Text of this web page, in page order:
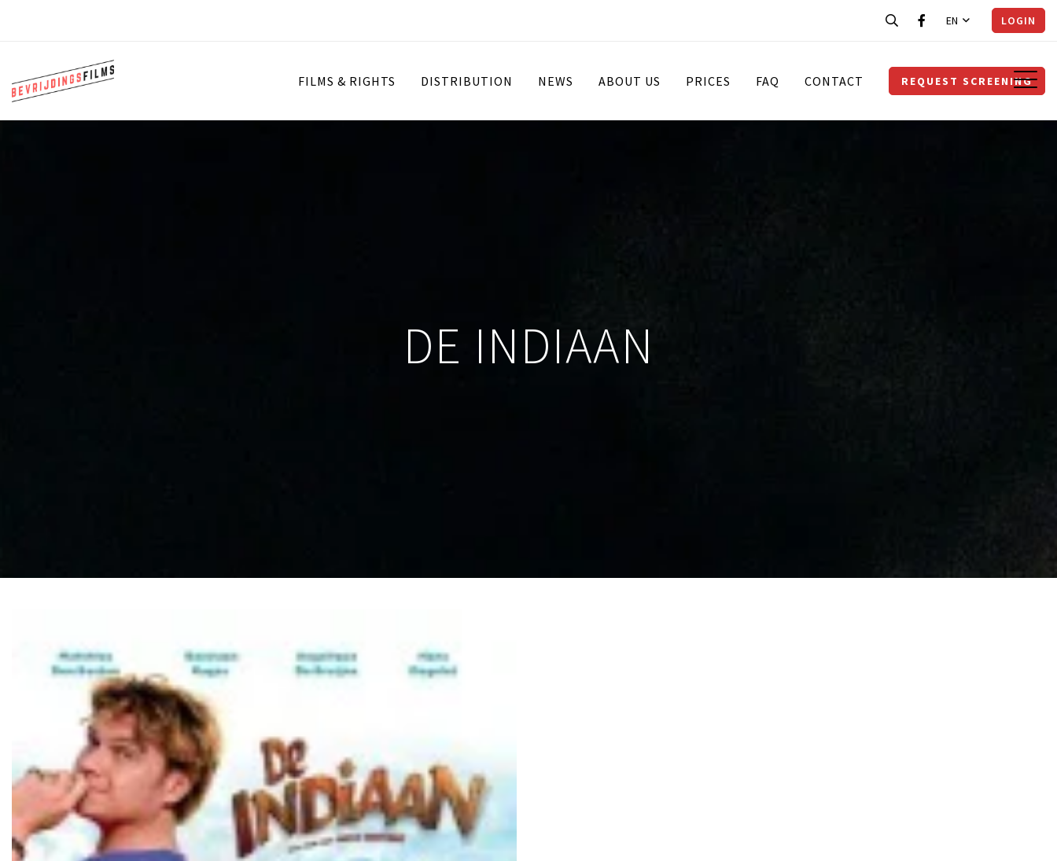
EN LOGIN
FILMS & RIGHTS DISTRIBUTION NEWS ABOUT US PRICES FAQ CONTACT REQUEST SCREENING
DE INDIAAN